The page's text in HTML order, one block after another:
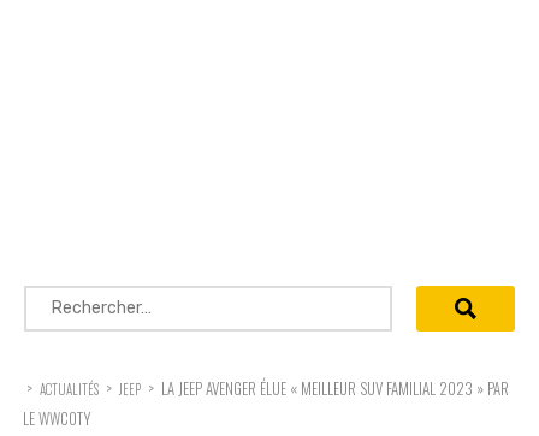
Rechercher :
> ACTUALITÉS > JEEP > LA JEEP AVENGER ÉLUE « MEILLEUR SUV FAMILIAL 2023 » PAR
LE WWCOTY